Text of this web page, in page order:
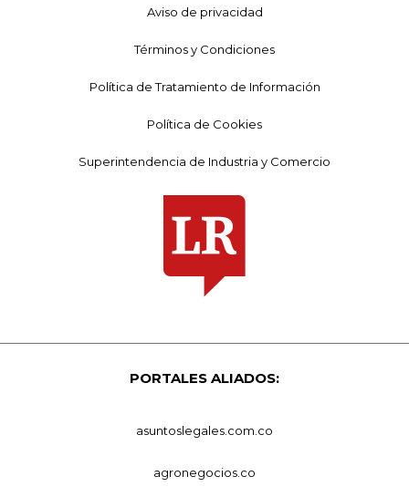
Aviso de privacidad
Términos y Condiciones
Política de Tratamiento de Información
Política de Cookies
Superintendencia de Industria y Comercio
PORTALES ALIADOS:
asuntoslegales.com.co
agronegocios.co